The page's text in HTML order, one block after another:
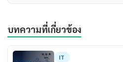
บทความที่เกี่ยวข้อง
IT